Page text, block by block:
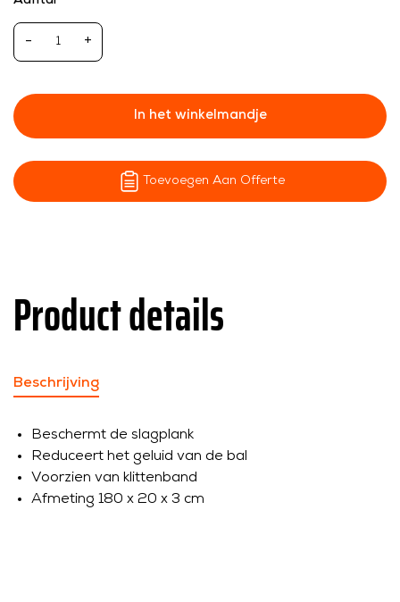
- +
In het winkelmandje
Toevoegen Aan Offerte
Product details
Beschrijving
Beschermt de slagplank
Reduceert het geluid van de bal
Voorzien van klittenband
Afmeting 180 x 20 x 3 cm